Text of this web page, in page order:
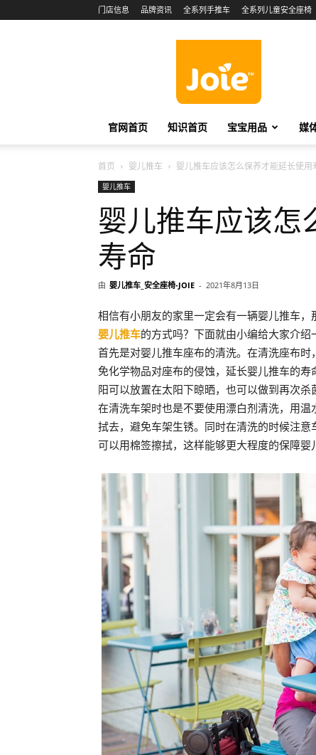
门店信息 品牌资讯 全系列手推车 全系列儿童安全座椅
官网首页 知识首页 宝宝用品 媒
首页 婴儿推车 婴儿推车应该怎么保养才能延长使用
婴儿推车
婴儿推车应该怎
寿命
由 婴儿推车_安全座椅-JOIE - 2021年8月13日
相信有小朋友的家里一定会有一辆婴儿推车
婴儿推车的方式吗？下面就由小编给大家介绍
首先是对婴儿推车座布的清洗。在清洗座布
免化学物品对座布的侵蚀，延长婴儿推车的
阳可以放置在太阳下晾晒，也可以做到再次杀
在清洗车架时也是不要使用漂白剂清洗，用
拭去，避免车架生锈。同时在清洗的时候注
可以用棉签擦拭，这样能够更大程度的保障婴